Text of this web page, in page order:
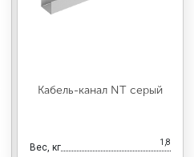
Кабель-канал NT серый
Вес, кг 1,8